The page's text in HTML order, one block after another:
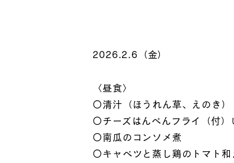
2026.2.6（金）
〈昼食〉
〇清汁（ほうれん草、えのき）
〇チーズはんぺんフライ（付）
〇南瓜のコンソメ煮
〇キャベツと蒸し鶏のトマト和